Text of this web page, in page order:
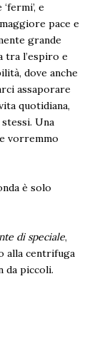
e
pace e
grande
tra l’espiro e
dove anche
assaporare
quotidiana,
Una
vorremmo
è solo
di speciale,
alla centrifuga
da piccoli.